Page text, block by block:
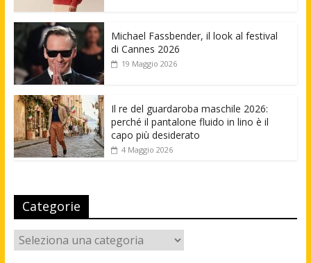
Michael Fassbender, il look al festival
di Cannes 2026
19 Maggio 2026
Il re del guardaroba maschile 2026:
perché il pantalone fluido in lino è il
capo più desiderato
4 Maggio 2026
Categorie
Categorie